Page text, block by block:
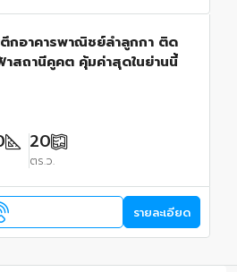
กอาคารพาณิชย์ลำลูกกา ติด
สถานีคูคต คุ้มค่าสุดในย่านนี้
20
ตร.ว.
รายละเอียด